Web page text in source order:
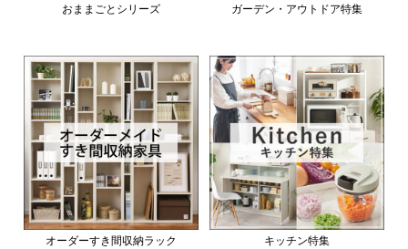
おままごとシリーズ ガーデン・アウトドア特集
オーダーすき間収納ラック キッチン特集